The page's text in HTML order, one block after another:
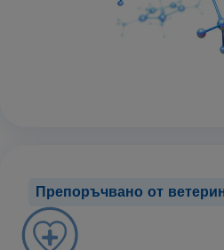
Препоръчвано от